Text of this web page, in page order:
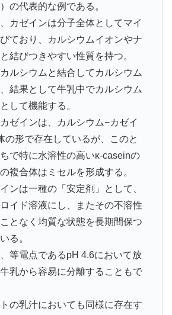
の代表的な例である。
カゼインは分子全体としてマイ
ており、カルシウムイオンやナ
結びつきやすい性質を持つ。
ルシウムと結合してカルシウム
結果として牛乳中でカルシウム
して機能する。
ゼインは、カルシウム−カゼイ
の形で存在しているが、このと
で特に水溶性の高いκ-caseinの
複合体はミセルを形成する。
ンは一種の「安定剤」として、
イド溶液にし、またその不溶性
となく均質な状態を長期間保つ
る。
等電点であるpH 4.6において放
乳から容易に分離することもで
の乳汁においても同様に存在す